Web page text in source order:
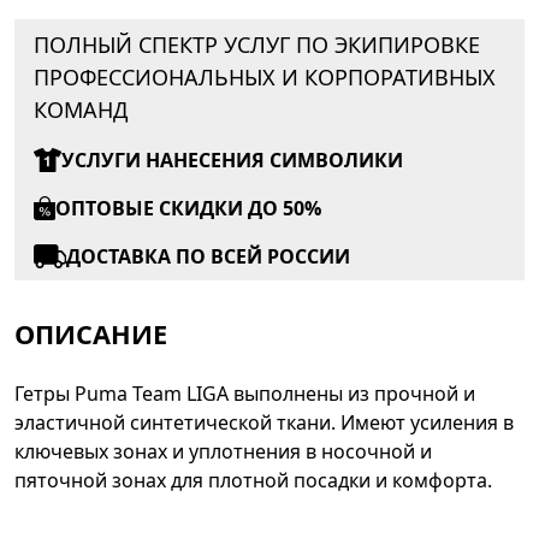
ПОЛНЫЙ СПЕКТР УСЛУГ ПО ЭКИПИРОВКЕ
ПРОФЕССИОНАЛЬНЫХ И КОРПОРАТИВНЫХ
КОМАНД
УСЛУГИ НАНЕСЕНИЯ СИМВОЛИКИ
ОПТОВЫЕ СКИДКИ ДО 50%
ДОСТАВКА ПО ВСЕЙ РОССИИ
ОПИСАНИЕ
Гетры Puma Team LIGA выполнены из прочной и
эластичной синтетической ткани. Имеют усиления в
ключевых зонах и уплотнения в носочной и
пяточной зонах для плотной посадки и комфорта.